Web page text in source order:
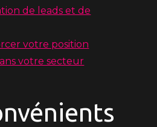
de leads et de
votre position
votre secteur